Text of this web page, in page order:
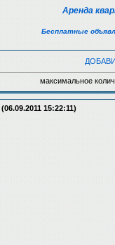
Аренда
Бесплатные
максимальное
(06.09.2011 15:22:11)